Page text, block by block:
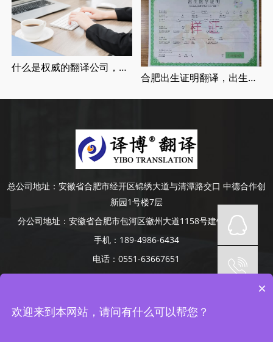
什么是权威的翻译公司，正规翻译公司介绍
合肥出生证明翻译，出生证明翻译认证流程
总公司地址： 安徽省合肥市经开区锦绣大道与清潭路交口 中德合作创
新园1号楼7层
分公司地址： 安徽省合肥市包河区徽州大道1158号建银大厦4楼
手机： 189-4986-6434
电话：0551-63667651
Copyright © 2014-2022 安徽译博翻译咨询服务有限公司 版权所有
承接合肥、芜湖、蚌埠、滁州、阜阳、六安、淮南、安庆等地口译项
×
欢迎来到本网站，请问有什么可以帮您？